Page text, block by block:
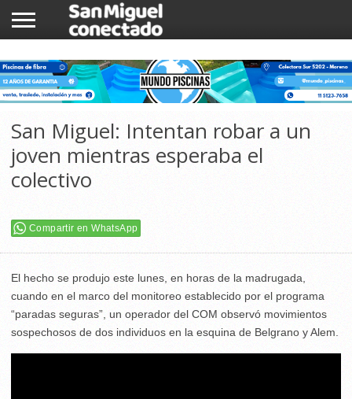
NOTICIAS
COMUNIDAD
COMERCIOS
San Miguel: Intentan robar a un
joven mientras esperaba el
colectivo
Compartir en WhatsApp
El hecho se produjo este lunes, en horas de la madrugada,
cuando en el marco del monitoreo establecido por el programa
“paradas seguras”, un operador del COM observó movimientos
sospechosos de dos individuos en la esquina de Belgrano y Alem.